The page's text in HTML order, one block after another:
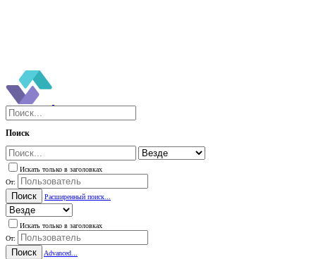
Поиск
Искать только в заголовках
От:
Поиск Расширенный поиск...
Искать только в заголовках
От:
Поиск
Advanced...